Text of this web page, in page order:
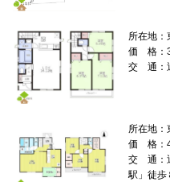
所在地
価 格：
交 通：
所在地：
価 格：
交 通：
駅」徒歩